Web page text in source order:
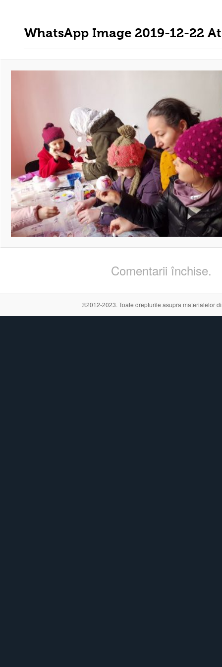
WhatsApp Image 2019-12-22
Comentarii închise.
©2012-2023. Toate drepturile asupra materialelor